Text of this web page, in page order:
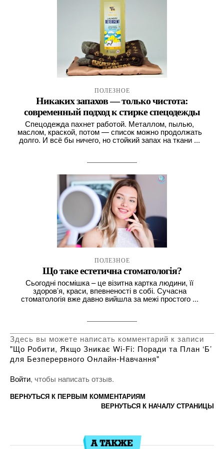
ПОЛЕЗНОЕ
Никаких запахов — только чистота:
современный подход к стирке спецодежды
Спецодежда пахнет работой. Металлом, пылью,
маслом, краской, потом — список можно продолжать
долго. И всё бы ничего, но стойкий запах на ткани ...
ПОЛЕЗНОЕ
Що таке естетична стоматологія?
Сьогодні посмішка – це візитна картка людини, її
здоров’я, краси, впевненості в собі. Сучасна
стоматологія вже давно вийшла за межі простого ...
Здесь вы можете написать комментарий к записи
"Що Робити, Якщо Зникає Wi-Fi: Поради та План ‘Б’
для Безперервного Онлайн-Навчання"
Войти, чтобы написать отзыв.
ВЕРНУТЬСЯ К ПЕРВЫМ КОММЕНТАРИЯМ
ВЕРНУТЬСЯ К НАЧАЛУ СТРАНИЦЫ